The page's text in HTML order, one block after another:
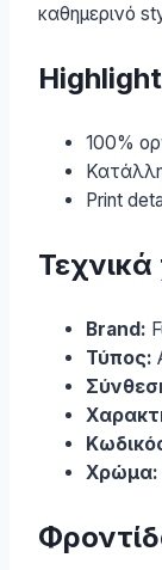
καθημερινό
100%
Print
Brand:
Τύπος:
Χρώμα: